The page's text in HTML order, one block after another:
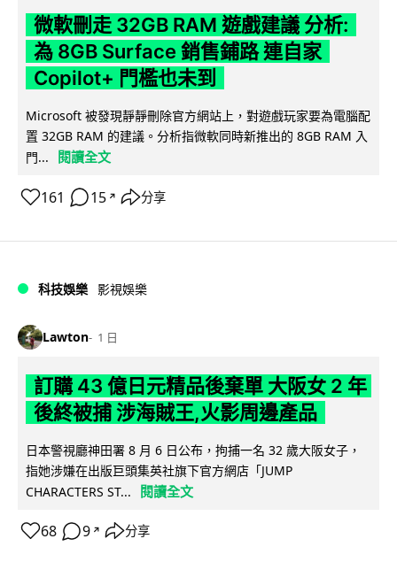
微軟刪走 32GB RAM 遊戲建議 分析:
為 8GB Surface 銷售鋪路 連自家
Copilot+ 門檻也未到
Microsoft 被發現靜靜刪除官方網站上，對遊戲玩家要為電腦配
置 32GB RAM 的建議。分析指微軟同時新推出的 8GB RAM 入
門...
閱讀全文
161 15 ↗ 分享
科技娛樂 影視娛樂
Lawton 1 日
訂購 43 億日元精品後棄單 大阪女 2 年
後終被捕 涉海賊王,火影周邊產品
日本警視廳神田署 8 月 6 日公布，拘捕一名 32 歲大阪女子，
指她涉嫌在出版巨頭集英社旗下官方網店「JUMP
CHARACTERS ST...
閱讀全文
68 9 ↗ 分享